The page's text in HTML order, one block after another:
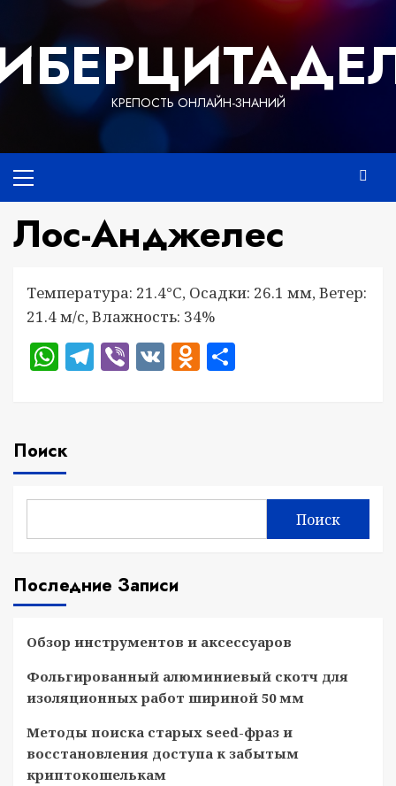
содержимому
КРЕПОСТЬ ОНЛАЙН-ЗНАНИЙ
меню
Лос-Анджелес
Температура: 21.4°C, Осадки: 26.1 мм, Ветер:
21.4 м/с, Влажность: 34%
WhatsApp
Telegram
Viber
VKOdnoklassniki
Поиск
Поиск
Последние Записи
Обзор инструментов и аксессуаров
Фольгированный алюминиевый скотч для
изоляционных работ шириной 50 мм
Методы поиска старых seed-фраз и
восстановления доступа к забытым
криптокошелькам